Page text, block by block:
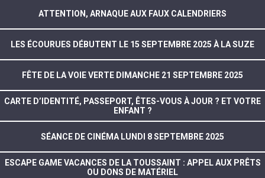
ATTENTION, ARNAQUE AUX FAUX CALENDRIERS
LES ÉCOURUES DÉBUTENT LE 15 SEPTEMBRE 2025 À LA SUZE
FÊTE DE LA VOIE VERTE DIMANCHE 21 SEPTEMBRE 2025
CARTE D’IDENTITÉ, PASSEPORT, ÊTES-VOUS À JOUR ? ET VOTRE
ENFANT ?
SÉANCE DE CINÉMA LUNDI 8 SEPTEMBRE 2025
ESCAPE GAME VACANCES DE LA TOUSSAINT : APPEL AUX PRÊTS
OU DONS DE MATÉRIEL